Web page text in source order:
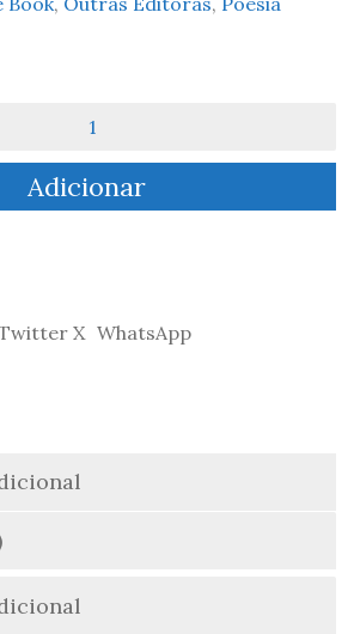
Adicionar
X WhatsApp